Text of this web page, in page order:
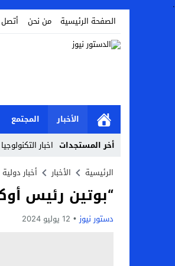
.
الصفحة الرئيسية
من نحن أتصل
الأخبار المجتمع
أخر المستجدات اخبار
أخبار الفن – ب
اراء و اقلام
مال و اعمال –
الرئيسية الأخبار أخبار دولية
“بوتين رئيس
دستور نيوز 12 يوليو 2024